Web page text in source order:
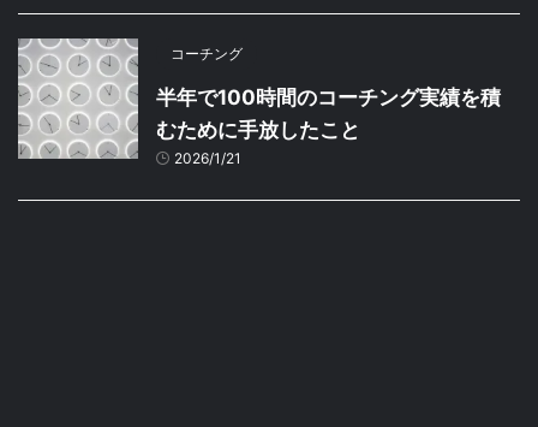
コーチング
半年で100時間のコーチング実績を積
むために手放したこと
2026/1/21